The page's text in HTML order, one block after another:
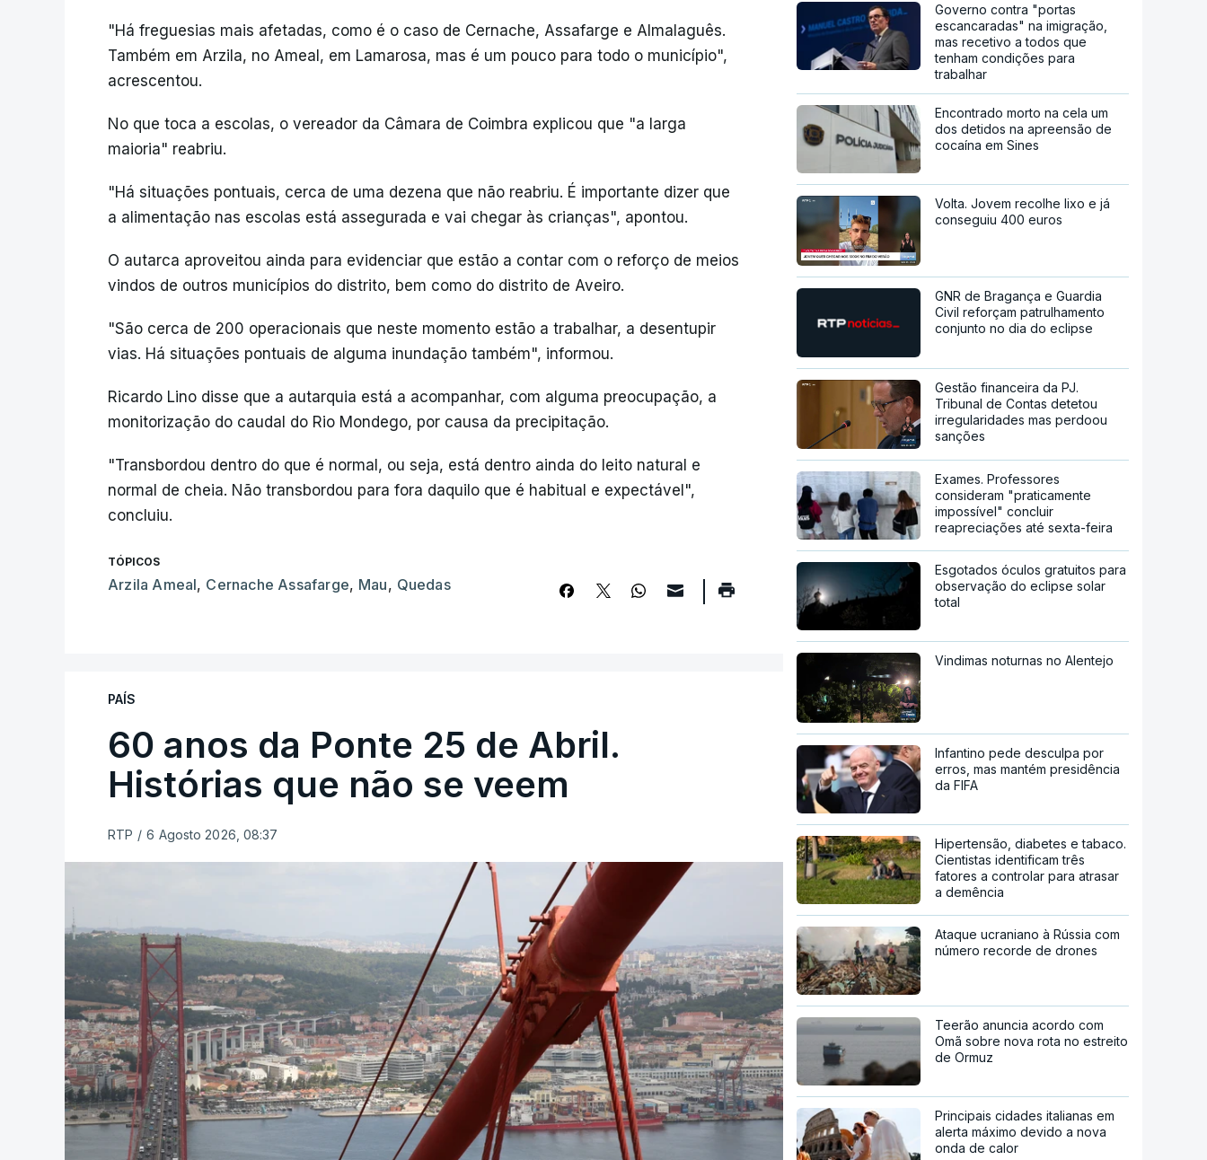
"Há freguesias mais afetadas, como é o caso de Cernache, Assafarge e Almalaguês.
Também em Arzila, no Ameal, em Lamarosa, mas é um pouco para todo o município",
acrescentou.
No que toca a escolas, o vereador da Câmara de Coimbra explicou que "a larga
maioria" reabriu.
"Há situações pontuais, cerca de uma dezena que não reabriu. É importante dizer que
a alimentação nas escolas está assegurada e vai chegar às crianças", apontou.
O autarca aproveitou ainda para evidenciar que estão a contar com o reforço de meios
vindos de outros municípios do distrito, bem como do distrito de Aveiro.
"São cerca de 200 operacionais que neste momento estão a trabalhar, a desentupir
vias. Há situações pontuais de alguma inundação também", informou.
Ricardo Lino disse que a autarquia está a acompanhar, com alguma preocupação, a
monitorização do caudal do Rio Mondego, por causa da precipitação.
"Transbordou dentro do que é normal, ou seja, está dentro ainda do leito natural e
normal de cheia. Não transbordou para fora daquilo que é habitual e expectável",
concluiu.
TÓPICOS
Arzila Ameal, Cernache Assafarge, Mau, Quedas
PAÍS
60 anos da Ponte 25 de Abril.
Histórias que não se veem
RTP / 6 Agosto 2026, 08:37
Governo contra "portas
escancaradas" na imigração,
mas recetivo a todos que
tenham condições para
trabalhar
Encontrado morto na cela um
dos detidos na apreensão de
cocaína em Sines
Volta. Jovem recolhe lixo e já
conseguiu 400 euros
GNR de Bragança e Guardia
Civil reforçam patrulhamento
conjunto no dia do eclipse
Gestão financeira da PJ.
Tribunal de Contas detetou
irregularidades mas perdoou
sanções
Exames. Professores
consideram "praticamente
impossível" concluir
reapreciações até sexta-feira
Esgotados óculos gratuitos para
observação do eclipse solar
total
Vindimas noturnas no Alentejo
Infantino pede desculpa por
erros, mas mantém presidência
da FIFA
Hipertensão, diabetes e tabaco.
Cientistas identificam três
fatores a controlar para atrasar
a demência
Ataque ucraniano à Rússia com
número recorde de drones
Teerão anuncia acordo com
Omã sobre nova rota no estreito
de Ormuz
Principais cidades italianas em
alerta máximo devido a nova
onda de calor